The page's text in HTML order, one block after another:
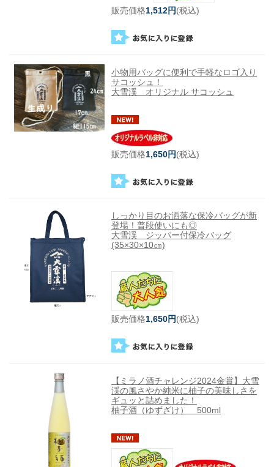
販売価格1,512円(税込)
小物用バッグに便利で手軽なロゴ入り
サコッシュ！
大雪渓 オリジナル サコッシュ
販売価格1,650円(税込)
しっかり目のお洒落な保冷バッグが新
登場！普段使いにも◎
大雪渓 ジッパー付保冷バッグ
(35×30×10㎝)
販売価格1,650円(税込)
【ミラノ酒チャレンジ2024金賞】大雪
渓の風さやか純米に柚子の美味しさを
ギュッと詰めました！
柚子酒（ゆずざけ） 500ml